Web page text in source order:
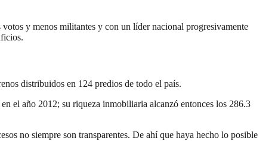
y menos militantes y con un líder nacional progresivamente
distribuidos en 124 predios de todo el país.
el año 2012; su riqueza inmobiliaria alcanzó entonces los 286.3
no siempre son transparentes. De ahí que haya hecho lo posible